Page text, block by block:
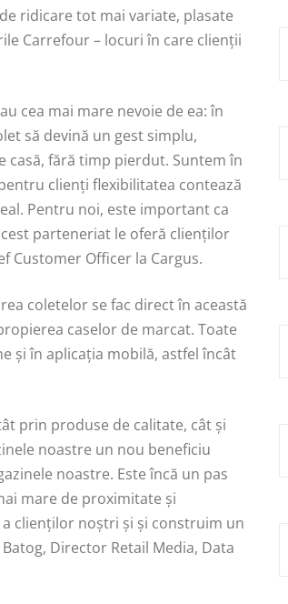
ridicare tot mai variate, plasate
Carrefour – locuri în care clienții
cea mai mare nevoie de ea: în
să devină un gest simplu,
fără timp pierdut. Suntem în
clienți flexibilitatea contează
Pentru noi, este important ca
parteneriat le oferă clienților
Customer Officer la Cargus.
coletelor se fac direct în această
caselor de marcat. Toate
și în aplicația mobilă, astfel încât
prin produse de calitate, cât și
noastre un nou beneficiu
noastre. Este încă un pas
mare de proximitate și
clienților noștri și și construim un
Director Retail Media, Data